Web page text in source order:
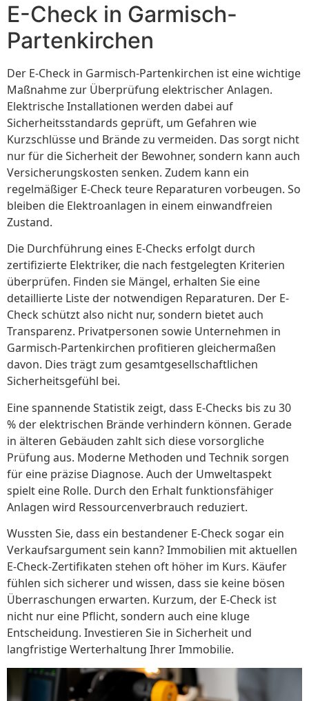
E-Check in Garmisch-
Partenkirchen
Der E-Check in Garmisch-Partenkirchen ist eine wichtige
Maßnahme zur Überprüfung elektrischer Anlagen.
Elektrische Installationen werden dabei auf
Sicherheitsstandards geprüft, um Gefahren wie
Kurzschlüsse und Brände zu vermeiden. Das sorgt nicht
nur für die Sicherheit der Bewohner, sondern kann auch
Versicherungskosten senken. Zudem kann ein
regelmäßiger E-Check teure Reparaturen vorbeugen. So
bleiben die Elektroanlagen in einem einwandfreien
Zustand.
Die Durchführung eines E-Checks erfolgt durch
zertifizierte Elektriker, die nach festgelegten Kriterien
überprüfen. Finden sie Mängel, erhalten Sie eine
detaillierte Liste der notwendigen Reparaturen. Der E-
Check schützt also nicht nur, sondern bietet auch
Transparenz. Privatpersonen sowie Unternehmen in
Garmisch-Partenkirchen profitieren gleichermaßen
davon. Dies trägt zum gesamtgesellschaftlichen
Sicherheitsgefühl bei.
Eine spannende Statistik zeigt, dass E-Checks bis zu 30
% der elektrischen Brände verhindern können. Gerade
in älteren Gebäuden zahlt sich diese vorsorgliche
Prüfung aus. Moderne Methoden und Technik sorgen
für eine präzise Diagnose. Auch der Umweltaspekt
spielt eine Rolle. Durch den Erhalt funktionsfähiger
Anlagen wird Ressourcenverbrauch reduziert.
Wussten Sie, dass ein bestandener E-Check sogar ein
Verkaufsargument sein kann? Immobilien mit aktuellen
E-Check-Zertifikaten stehen oft höher im Kurs. Käufer
fühlen sich sicherer und wissen, dass sie keine bösen
Überraschungen erwarten. Kurzum, der E-Check ist
nicht nur eine Pflicht, sondern auch eine kluge
Entscheidung. Investieren Sie in Sicherheit und
langfristige Werterhaltung Ihrer Immobilie.